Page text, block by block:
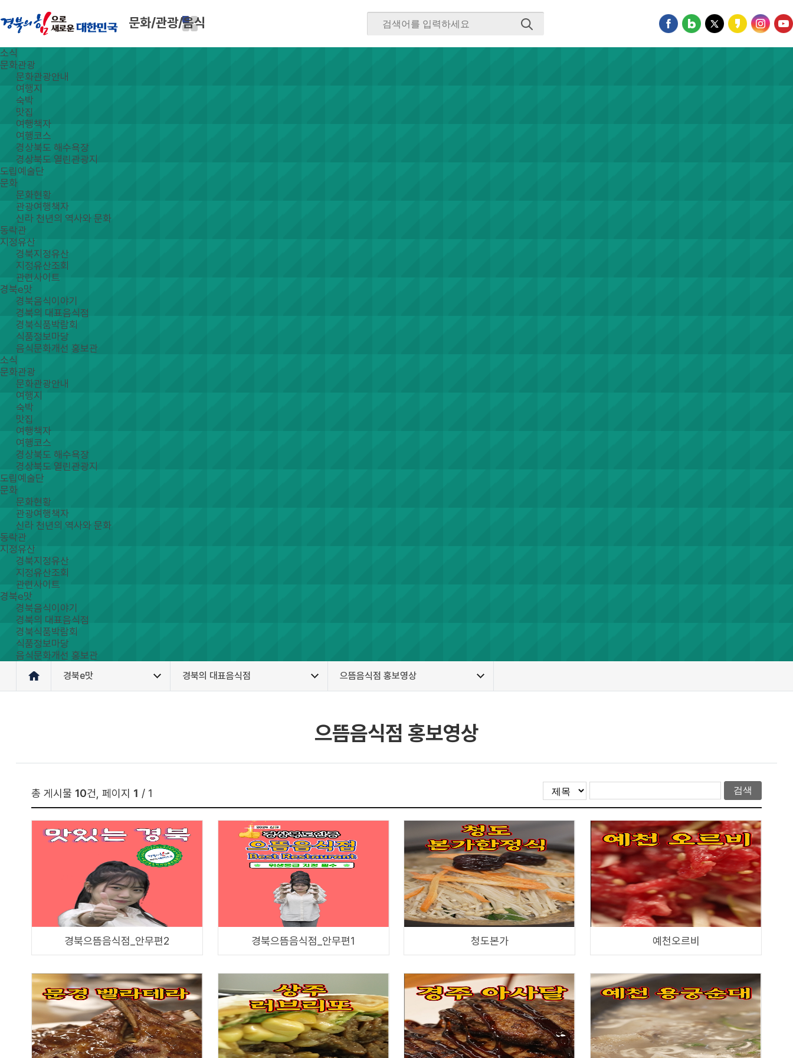
문화/관광/음식
소식
문화관광
문화관광안내
여행지
숙박
맛집
여행책자
여행코스
경상북도 해수욕장
경상북도 열린관광지
도립예술단
문화
문화현황
관광여행책자
신라 천년의 역사와 문화
동락관
지정유산
경북지정유산
지정유산조회
관련사이트
경북e맛
경북음식이야기
경북의 대표음식점
경북식품박람회
식품정보마당
음식문화개선 홍보관
소식
문화관광
문화관광안내
여행지
숙박
맛집
여행책자
여행코스
경상북도 해수욕장
경상북도 열린관광지
도립예술단
문화
문화현황
관광여행책자
신라 천년의 역사와 문화
동락관
지정유산
경북지정유산
지정유산조회
관련사이트
경북e맛
경북음식이야기
경북의 대표음식점
경북식품박람회
식품정보마당
음식문화개선 홍보관
경북e맛 경북의 대표음식점 으뜸음식점 홍보영상
으뜸음식점 홍보영상
총 게시물 10건, 페이지 1 / 1
경북으뜸음식점_안무편2 경북으뜸음식점_안무편1 청도본가 예천오르비